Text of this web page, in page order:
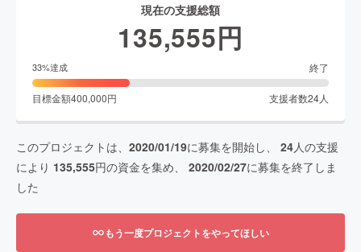
現在の支援総額
135,555円
33%達成 終了
目標金額400,000円 支援者数24人
このプロジェクトは、 2020/01/19に募集を開始し、 24人の支援
により 135,555円の資金を集め、 2020/02/27に募集を終了しま
した
もう一度プロジェクトをやってほしい